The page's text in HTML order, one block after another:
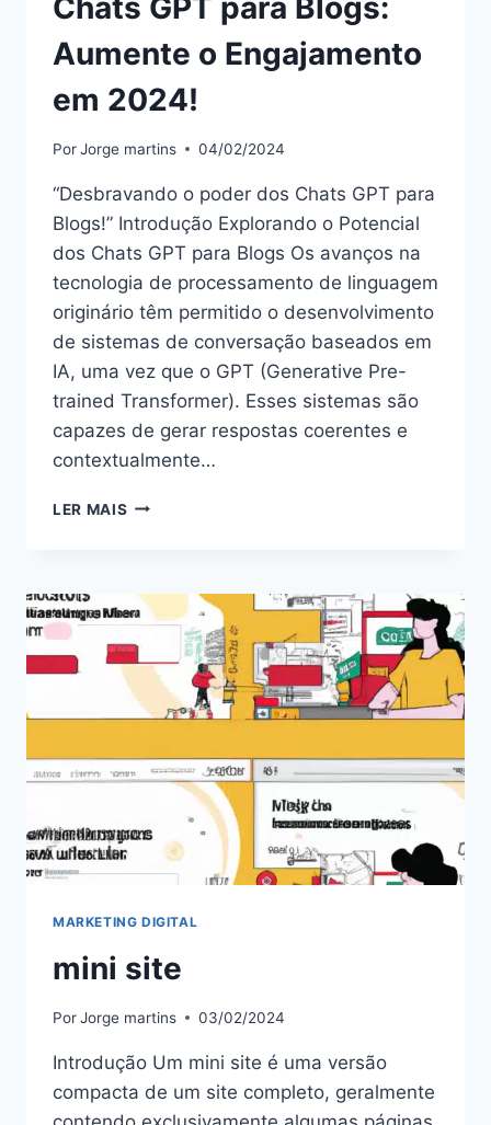
Chats GPT para Blogs:
Aumente o Engajamento
em 2024!
PorJorge martins 04/02/2024
“Desbravando o poder dos Chats GPT para
Blogs!” Introdução Explorando o Potencial
dos Chats GPT para Blogs Os avanços na
tecnologia de processamento de linguagem
originário têm permitido o desenvolvimento
de sistemas de conversação baseados em
IA, uma vez que o GPT (Generative Pre-
trained Transformer). Esses sistemas são
capazes de gerar respostas coerentes e
contextualmente…
LER MAIS EXPLORANDO
CHATS
GPT
PARA
BLOGS:
AUMENTE
EM
2024!
MARKETING DIGITAL
mini site
PorJorge martins 03/02/2024
Introdução Um mini site é uma versão
compacta de um site completo, geralmente